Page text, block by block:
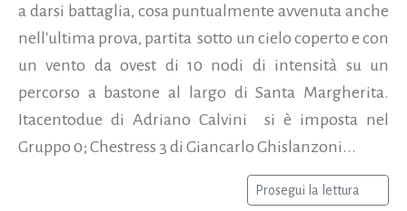
a darsi battaglia, cosa puntualmente avvenuta anche
nell'ultima prova, partita sotto un cielo coperto e con
un vento da ovest di 10 nodi di intensità su un
percorso a bastone al largo di Santa Margherita.
Itacentodue di Adriano Calvini si è imposta nel
Gruppo 0; Chestress 3 di Giancarlo Ghislanzoni...
Prosegui la lettura